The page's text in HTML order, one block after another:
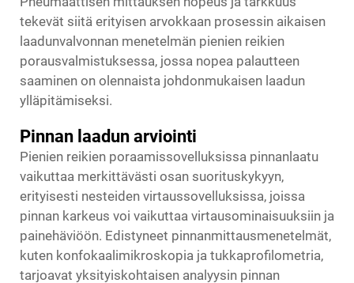
tekevät siitä erityisen arvokkaan prosessin aikaisen
laadunvalvonnan menetelmän pienien reikien
porausvalmistuksessa, jossa nopea palautteen
saaminen on olennaista johdonmukaisen laadun
ylläpitämiseksi.
Pinnan laadun arviointi
Pienien reikien poraamissovelluksissa pinnanlaatu
vaikuttaa merkittävästi osan suorituskykyyn,
erityisesti nesteiden virtaussovelluksissa, joissa
pinnan karkeus voi vaikuttaa virtausominaisuuksiin ja
painehäviöön. Edistyneet pinnanmittausmenetelmät,
kuten konfokaalimikroskopia ja tukkaprofilometria,
tarjoavat yksityiskohtaisen analyysin pinnan